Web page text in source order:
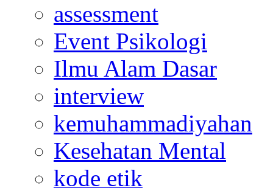
assessment
Event Psikologi
Ilmu Alam Dasar
interview
kemuhammadiyahan
Kesehatan Mental
kode etik